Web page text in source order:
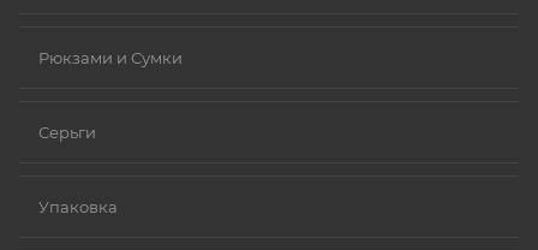
Рюкзами и Сумки
Серьги
Упаковка